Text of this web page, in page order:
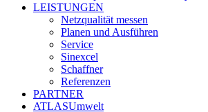
LEISTUNGEN
Netzqualität messen
Planen und Ausführen
Service
Sinexcel
Schaffner
Referenzen
PARTNER
ATLASUmwelt